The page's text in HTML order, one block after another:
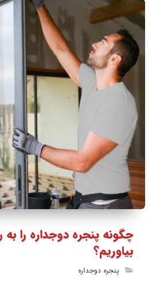
چگونه پنجره دوجداره را به
بیاوریم؟
پنجره دوجداره